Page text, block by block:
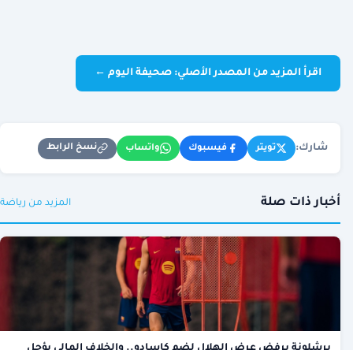
اقرأ المزيد من المصدر الأصلي: صحيفة اليوم ←
شارك: تويتر فيسبوك واتساب نسخ الرابط
أخبار ذات صلة المزيد من رياضة